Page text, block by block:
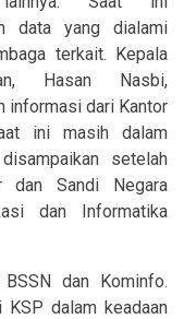
data yang dialami
terkait. Kepala
Hasan Nasbi,
informasi dari Kantor
ini masih dalam
setelah
dan Sandi Negara
dan Informatika
dan Kominfo.
dalam keadaan